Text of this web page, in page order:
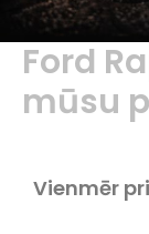
Ford
mūsu
Vienmēr